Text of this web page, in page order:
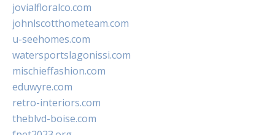
jovialfloralco.com
johnlscotthometeam.com
u-seehomes.com
watersportslagonissi.com
mischieffashion.com
eduwyre.com
retro-interiors.com
theblvd-boise.com